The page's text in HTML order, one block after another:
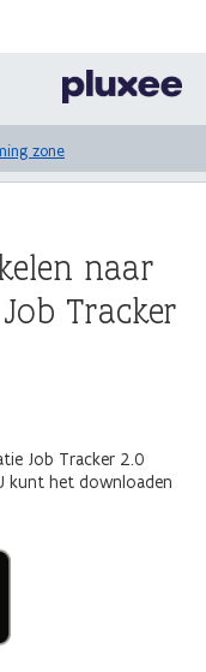
zone
naar
Tracker
Job Tracker 2.0
kunt het downloaden